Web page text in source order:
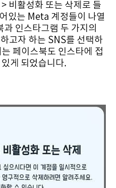
비활성화 또는 삭제로 들
있는 Meta 계정들이 나열
인스타그램 두 가지의
고자 하는 SNS를 선택하
페이스북도 인스타에 접
게 되었습니다.